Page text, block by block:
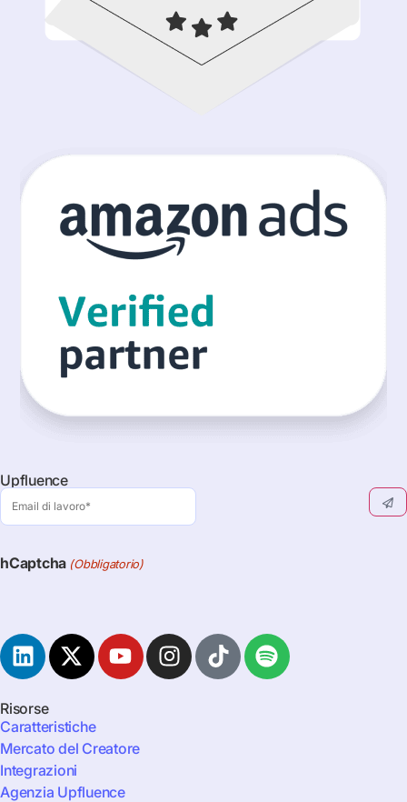
Upfluence
Email
lavoro
hCaptcha (Obbligatorio)
Risorse
Caratteristiche
Mercato del Creatore
Integrazioni
Agenzia Upfluence